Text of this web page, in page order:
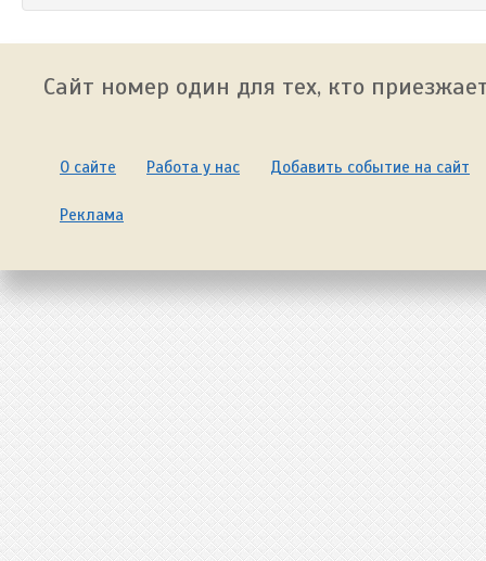
Сайт номер один для тех, кто
О сайте Работа у нас Добавить событие на сайт
Реклама